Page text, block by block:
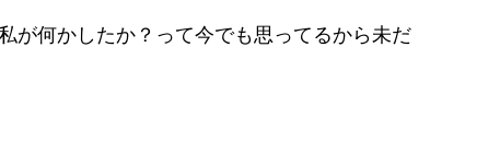
が何かしたか？って今でも思ってるから未だ